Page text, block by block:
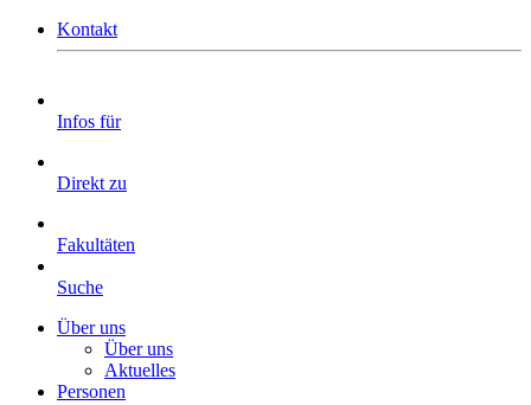
Kontakt
Infos für
Direkt zu
Fakultäten
Suche
Über uns
Über uns
Aktuelles
Personen